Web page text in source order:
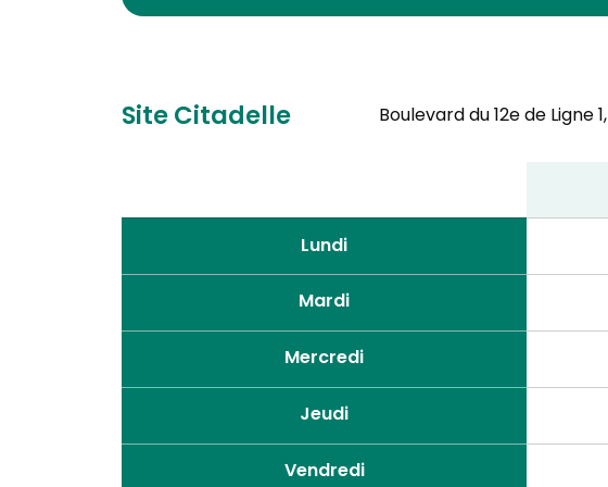
Site Citadelle Boulevard du 12e de Ligne 1,
Lundi
Mardi
Mercredi
Jeudi
Vendredi